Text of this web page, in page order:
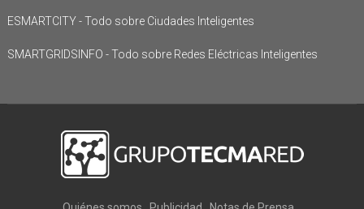
ESMARTCITY - Todo sobre Ciudades Inteligentes
SMARTGRIDSINFO - Todo sobre Redes Eléctricas Inteligentes